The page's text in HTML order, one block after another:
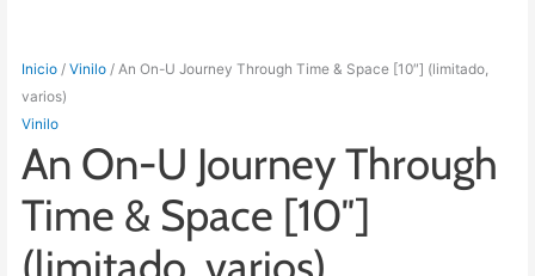
Inicio /Vinilo / An On-U Journey Through Time & Space [10″] (limitado,
varios)
Vinilo
An On-U Journey Through
Time & Space [10″]